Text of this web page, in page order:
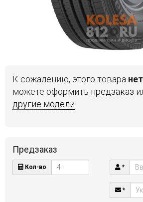
до
21:00
К сожалению, этого товара
можете оформить предзаказ
другие модели
Предзаказ
Кол-во *
*